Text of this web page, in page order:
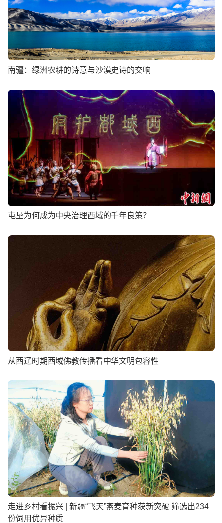
南疆：绿洲农耕的诗意与沙漠史诗的交响
屯垦为何成为中央治理西域的千年良策？
从西辽时期西域佛教传播看中华文明包容性
走进乡村看振兴 | 新疆“飞天”燕麦育种获新突破 筛选出234
份饲用优异种质